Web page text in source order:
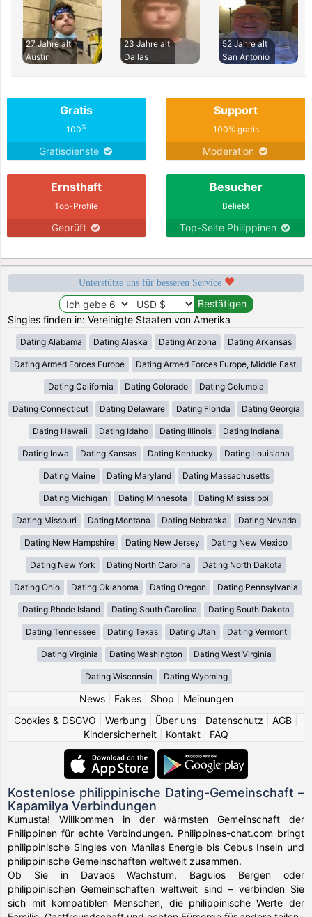
27 Jahre alt
Austin
23 Jahre alt
Dallas
52 Jahre alt
San Antonio
Gratis
100%
Gratisdienste
Support
100% gratis
Moderation
Ernsthaft
Top-Profile
Geprüft
Besucher
Beliebt
Top-Seite Philippinen
Unterstütze uns für besseren Service
Singles finden in: Vereinigte Staaten von Amerika
Dating Alabama Dating Alaska Dating Arizona Dating Arkansas
Dating Armed Forces Europe Dating Armed Forces Europe, Middle East,
Dating California Dating Colorado Dating Columbia
Dating Connecticut Dating Delaware Dating Florida Dating Georgia
Dating Hawaii Dating Idaho Dating Illinois Dating Indiana
Dating Iowa Dating Kansas Dating Kentucky Dating Louisiana
Dating Maine Dating Maryland Dating Massachusetts
Dating Michigan Dating Minnesota Dating Mississippi
Dating Missouri Dating Montana Dating Nebraska Dating Nevada
Dating New Hampshire Dating New Jersey Dating New Mexico
Dating New York Dating North Carolina Dating North Dakota
Dating Ohio Dating Oklahoma Dating Oregon Dating Pennsylvania
Dating Rhode Island Dating South Carolina Dating South Dakota
Dating Tennessee Dating Texas Dating Utah Dating Vermont
Dating Virginia Dating Washington Dating West Virginia
Dating Wisconsin Dating Wyoming
News| Fakes| Shop
Meinungen
Cookies & DSGVO
Werbung Über uns Datenschutz AGB
Kindersicherheit
Kontakt FAQ
Kostenlose philippinische Dating-Gemeinschaft –
Kapamilya Verbindungen
Kumusta! Willkommen in der wärmsten Gemeinschaft der
Philippinen für echte Verbindungen. Philippines-chat.com bringt
philippinische Singles von Manilas Energie bis Cebus Inseln und
philippinische Gemeinschaften weltweit zusammen.
Ob Sie in Davaos Wachstum, Baguios Bergen oder
philippinischen Gemeinschaften weltweit sind – verbinden Sie
sich mit kompatiblen Menschen, die philippinische Werte der